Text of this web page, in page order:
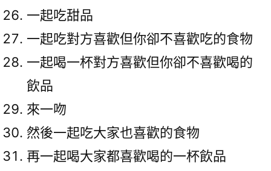
一起吃甜品
一起吃對方喜歡但你卻不喜歡吃的食物
一起喝一杯對方喜歡但你卻不喜歡喝的
飲品
來一吻
然後一起吃大家也喜歡的食物
再一起喝大家都喜歡喝的一杯飲品